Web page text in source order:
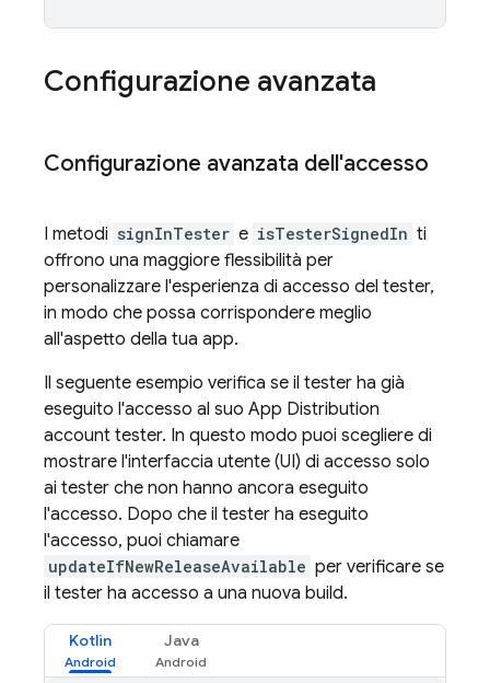
Configurazione avanzata
Configurazione avanzata dell'accesso
I metodi signInTester e isTesterSignedIn ti
offrono una maggiore flessibilità per
personalizzare l'esperienza di accesso del tester,
in modo che possa corrispondere meglio
all'aspetto della tua app.
Il seguente esempio verifica se il tester ha già
eseguito l'accesso al suo App Distribution
account tester. In questo modo puoi scegliere di
mostrare l'interfaccia utente (UI) di accesso solo
ai tester che non hanno ancora eseguito
l'accesso. Dopo che il tester ha eseguito
l'accesso, puoi chiamare
updateIfNewReleaseAvailable per verificare se
il tester ha accesso a una nuova build.
Kotlin Java